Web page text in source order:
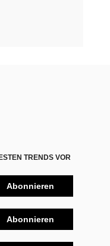
TRENDS VOR
Abonnieren
Abonnieren